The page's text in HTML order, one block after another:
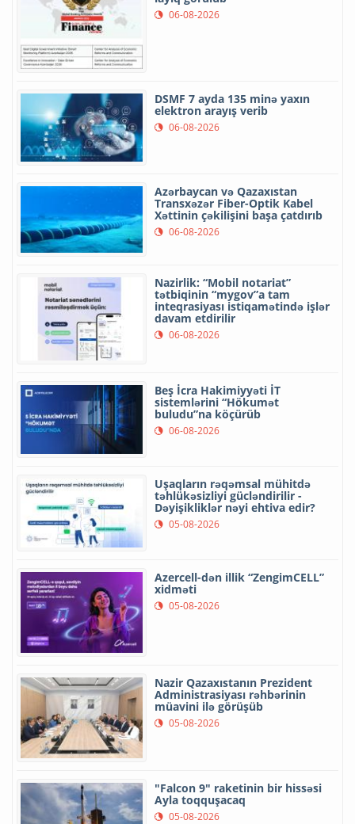
06-08-2026
DSMF 7 ayda 135 minə yaxın
elektron arayış verib
06-08-2026
Azərbaycan və Qazaxıstan
Transxəzər Fiber-Optik Kabel
Xəttinin çəkilişini başa çatdırıb
06-08-2026
Nazirlik: “Mobil notariat”
tətbiqinin “mygov”a tam
inteqrasiyası istiqamətində işlər
davam etdirilir
06-08-2026
Beş İcra Hakimiyyəti İT
sistemlərini “Hökumət
buludu”na köçürüb
06-08-2026
Uşaqların rəqəmsal mühitdə
təhlükəsizliyi gücləndirilir -
Dəyişikliklər nəyi ehtiva edir?
05-08-2026
Azercell-dən illik “ZengimCELL”
xidməti
05-08-2026
Nazir Qazaxıstanın Prezident
Administrasiyası rəhbərinin
müavini ilə görüşüb
05-08-2026
"Falcon 9" raketinin bir hissəsi
Ayla toqquşacaq
05-08-2026